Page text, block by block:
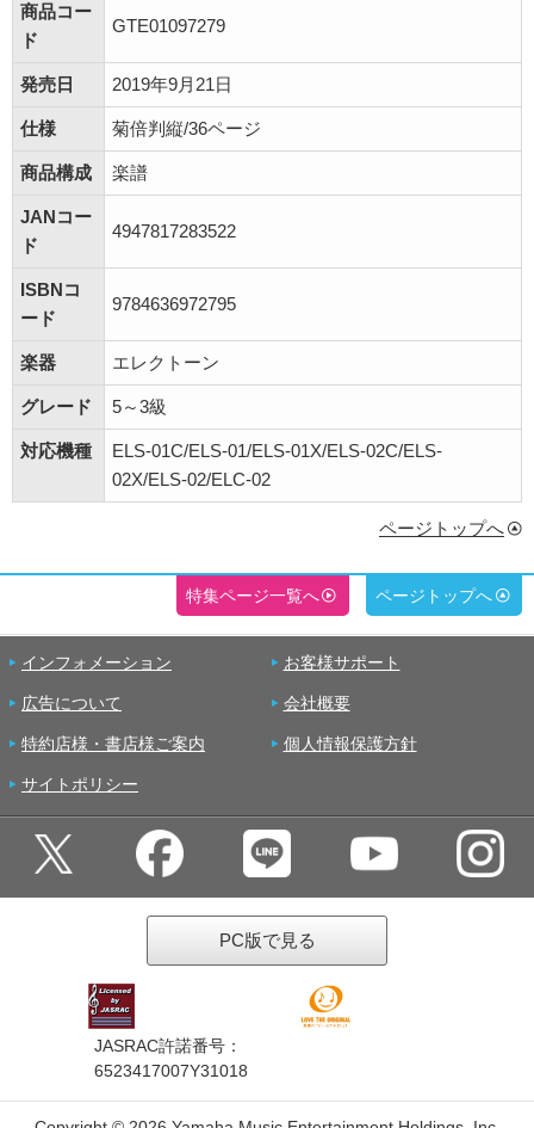
商品コー
ド
GTE01097279
発売日 2019年9月21日
仕様 菊倍判縦/36ページ
商品構成 楽譜
JANコー
ド
4947817283522
ISBNコ
ード
9784636972795
楽器 エレクトーン
グレード 5～3級
対応機種
ELS-01C/ELS-01/ELS-01X/ELS-02C/ELS-
02X/ELS-02/ELC-02
ページトップへ
特集ページ一覧へ ページトップへ
インフォメーション お客様サポート
広告について 会社概要
特約店様・書店様ご案内 個人情報保護方針
サイトポリシー
PC版で見る
JASRAC許諾番号：
6523417007Y31018